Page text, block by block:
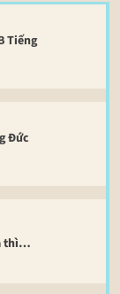
Tiếng
Đức
thì…